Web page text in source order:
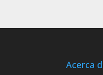
Acerca